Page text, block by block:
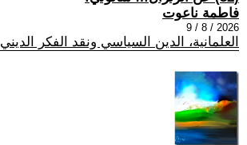
فاطمة ناعوت
2026 / 8 / 9
العلمانية، الدين السياسي ونقد الفكر الديني